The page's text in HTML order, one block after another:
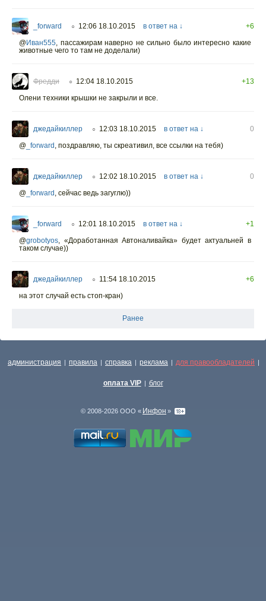
_forward ○ 12:06 18.10.2015 в ответ на ↓
+6
@Иван555 пассажирам наверно не сильно было интересно какие
животные чего то там не доделали)
Фредди ○ 12:04 18.10.2015
+13
Олени техники крышки не закрыли и все.
джедайкиллер ○ 12:03 18.10.2015 в ответ на ↓
0
@ _forward поздравляю, ты скреативил, все ссылки на тебя)
джедайкиллер ○ 12:02 18.10.2015 в ответ на ↓
0
@ _forward сейчас ведь загуглю))
_forward ○ 12:01 18.10.2015 в ответ на ↓
+1
@grobotyos
«Доработанная Автоналивайка» будет актуальней в
таком случае))
джедайкиллер ○ 11:54 18.10.2015
+6
на этот случай есть стоп-кран)
Ранее
администрация | правила | справка | реклама | для правообладателей |
оплата VIP | блог
© 2008-2026 ООО « Инфон »